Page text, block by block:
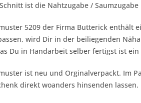
ist die Nahtzugabe /
5209 der Firma Butterick enthält
wird Dir in der beiliegenden
Du in Handarbeit selber fertigst ist
ist neu und Orginalverpackt. Im
direkt woanders hinsenden